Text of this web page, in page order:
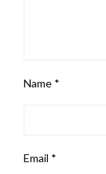
Name *
Email *